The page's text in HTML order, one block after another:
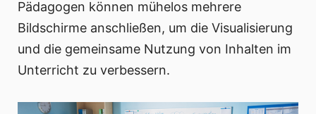
Pädagogen können mühelos mehrere
Bildschirme anschließen, um die Visualisierung
und die gemeinsame Nutzung von Inhalten im
Unterricht zu verbessern.